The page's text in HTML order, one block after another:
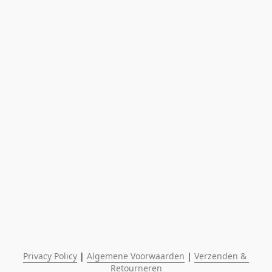
Privacy Policy | Algemene Voorwaarden | Verzenden &
Retourneren